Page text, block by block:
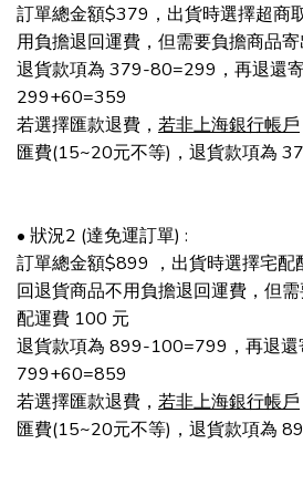
訂單總金額$379，出貨時選擇超商
用負擔退回運費，但需要負擔商品
退貨款項為 379-80=299，再退還
299+60=359
若選擇匯款退費， 若非上海銀行帳戶
匯費(15~20元不等)，退貨款項為
• 狀況2 (達免運訂單) :
訂單總金額$899 ，出貨時選擇宅配
回退貨商品不用負擔退回運費，但
配運費 100 元
退貨款項為 899-100=799，再退還
799+60=859
若選擇匯款退費， 若非上海銀行帳戶
匯費(15~20元不等)，退貨款項為